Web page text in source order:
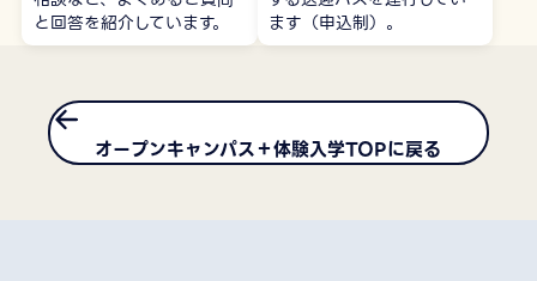
と回答を紹介しています。
ます（申込制）。
オープンキャンパス＋体験入学TOPに戻る